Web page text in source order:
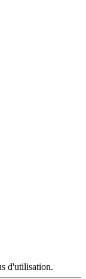
d'utilisation.